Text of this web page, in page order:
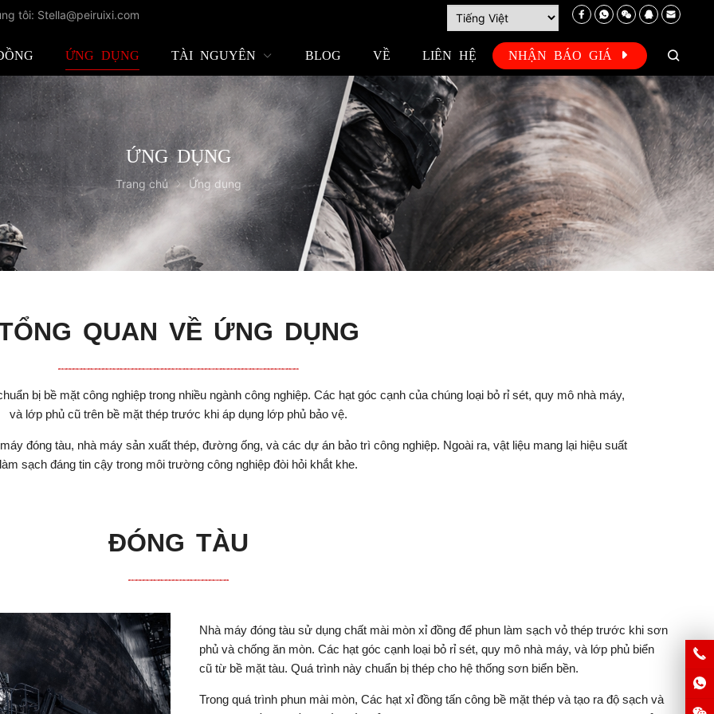
tôi: Stella@peiruixi.com
ỨNG DỤNG TÀI NGUYÊN BLOG VỀ LIÊN HỆ NHẬN BÁO GIÁ
ỨNG DỤNG
Trang chủ Ứng dụng
QUAN VỀ ỨNG DỤNG
bị bề mặt công nghiệp trong nhiều ngành công nghiệp. Các hạt góc cạnh của chúng loại bỏ rỉ sét, quy mô nhà máy,
và lớp phủ cũ trên bề mặt thép trước khi áp dụng lớp phủ bảo vệ.
đóng tàu, nhà máy sản xuất thép, đường ống, và các dự án bảo trì công nghiệp. Ngoài ra, vật liệu mang lại hiệu suất
làm sạch đáng tin cậy trong môi trường công nghiệp đòi hỏi khắt khe.
ĐÓNG TÀU
Nhà máy đóng tàu sử dụng chất mài mòn xỉ đồng để phun làm sạch vỏ thép trước khi sơn
phủ và chống ăn mòn. Các hạt góc cạnh loại bỏ rỉ sét, quy mô nhà máy, và lớp phủ biển
cũ từ bề mặt tàu. Quá trình này chuẩn bị thép cho hệ thống sơn biển bền.
Trong quá trình phun mài mòn, Các hạt xỉ đồng tấn công bề mặt thép và tạo ra độ sạch và